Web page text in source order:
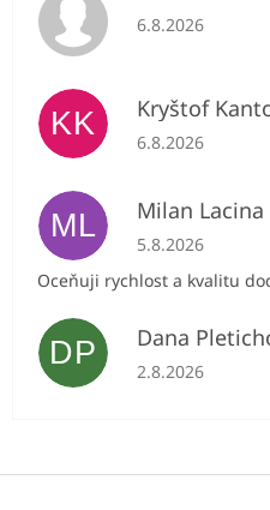
Hodnocení
6.8.2026
KK Kryštof
Hodnocení
6.8.2026
ML Milan Lacina
Hodnocení
5.8.2026
Oceňuji rychlost a kvalitu
DP Dana
Hodnocení
2.8.2026
Z